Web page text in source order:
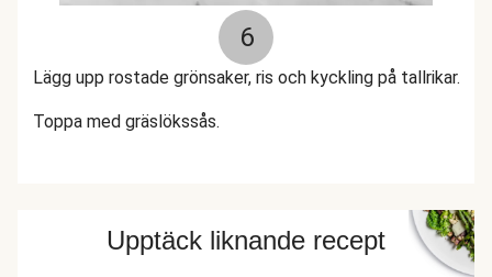
6
Lägg upp rostade grönsaker, ris och kyckling på tallrikar.
Toppa med gräslökssås.
Upptäck liknande recept